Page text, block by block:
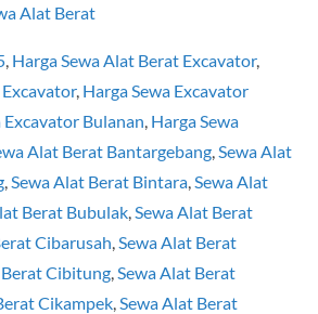
Alat Berat
, Harga Sewa Alat Berat Excavator,
, Harga Sewa Excavator
Excavator Bulanan, Harga Sewa
Alat Berat Bantargebang,Sewa Alat
,Sewa Alat Berat Bintara,Sewa Alat
Berat Bubulak,Sewa Alat Berat
Cibarusah,Sewa Alat Berat
Cibitung,Sewa Alat Berat
Cikampek,Sewa Alat Berat